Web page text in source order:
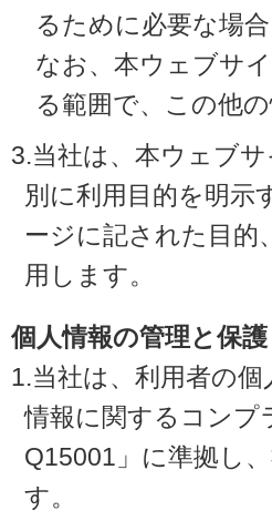
るために必要な場合
なお、本ウェブサ
る範囲で、この他
3.当社は、本ウェブ
別に利用目的を明示
ージに記された目的
用します。
個人情報の管理と保護
1.当社は、利用者の
情報に関するコン
Q15001」に準拠し
す。